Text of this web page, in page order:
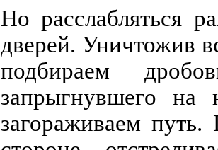
Но расслабляться
дверей. Уничтожив
подбираем
запрыгнувшего
загораживаем